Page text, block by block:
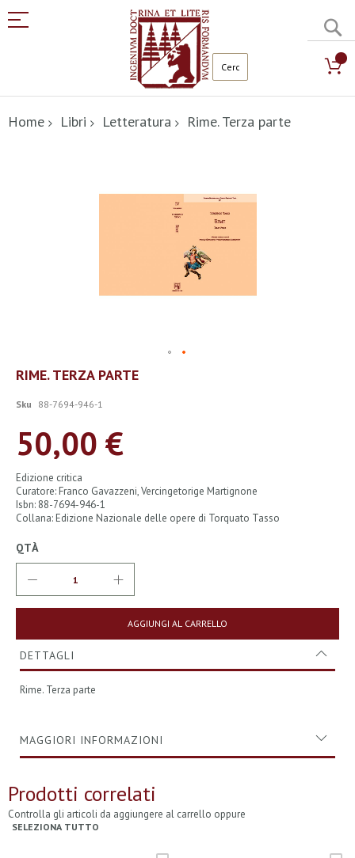
al
contenuto
Home Libri Letteratura Rime. Terza parte
Vai
all'inizio
galleria
immagini
RIME. TERZA PARTE
Sku 88-7694-946-1
50,00 €
Edizione critica
Curatore: Franco Gavazzeni, Vercingetorige Martignone
Isbn: 88-7694-946-1
Collana: Edizione Nazionale delle opere di Torquato Tasso
QTÀ
AGGIUNGI AL CARRELLO
DETTAGLI
Rime. Terza parte
MAGGIORI INFORMAZIONI
Prodotti correlati
Controlla gli articoli da aggiungere al carrello oppure
SELEZIONA TUTTO